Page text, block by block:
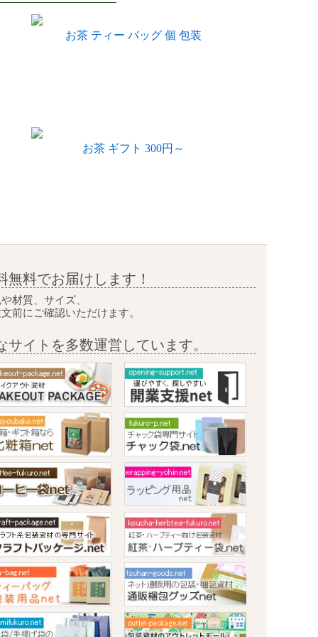
お茶 ティー バッグ 個 包装
お茶 ギフト 300円～
無料でお届けします！
材質、サイズ、
前に ご確認いただけます。
イトを多数運営しています。